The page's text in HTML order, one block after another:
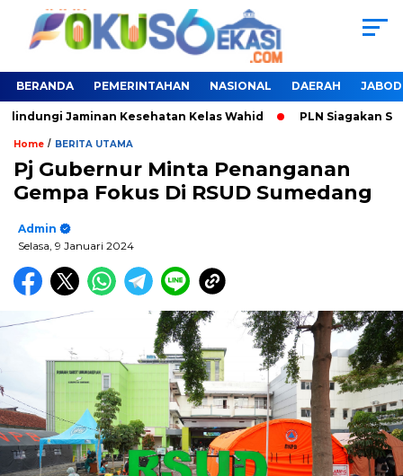
BERANDA PEMERINTAHAN NASIONAL DAERAH
Jaminan Kesehatan Kelas Wahid PLN Siagakan
Home / BERITA UTAMA
Pj Gubernur Minta Penanganan
Gempa Fokus Di RSUD Sumedang
Admin
Selasa, 9 Januari 2024